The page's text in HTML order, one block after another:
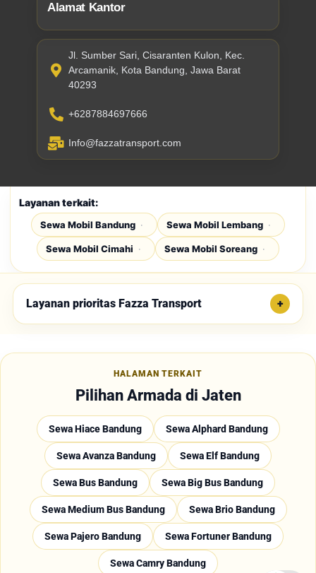
Alamat Kantor
Jl. Sumber Sari, Cisaranten Kulon, Kec.
Arcamanik, Kota Bandung, Jawa Barat
40293
+6287884697666
Info@fazzatransport.com
Layanan terkait:
Sewa Mobil Bandung Sewa Mobil Lembang
Sewa Mobil Cimahi Sewa Mobil Soreang
Layanan prioritas Fazza Transport
HALAMAN TERKAIT
Pilihan Armada di Jaten
Sewa Hiace Bandung Sewa Alphard Bandung
Sewa Avanza Bandung Sewa Elf Bandung
Sewa Bus Bandung Sewa Big Bus Bandung
Sewa Medium Bus Bandung Sewa Brio Bandung
Sewa Pajero Bandung Sewa Fortuner Bandung
Sewa Camry Bandung